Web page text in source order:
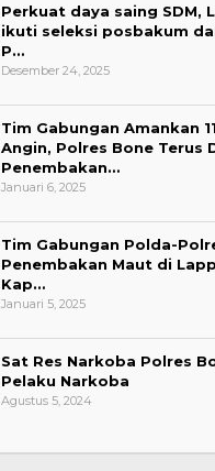
Perkuat daya saing SDM,
ikuti seleksi posbakum
P…
Desember 24, 2025
Tim Gabungan Amankan
Angin, Polres Bone Terus
Penembakan…
Januari 6, 2025
Tim Gabungan Polda-
Penembakan Maut di
Kap…
Januari 5, 2025
Sat Res Narkoba Polres
Pelaku Narkoba
Agustus 5, 2024